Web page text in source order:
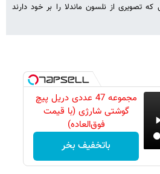
که تصویری از نلسون ماندلا را بر خود دارند
مجموعه 47 عددی دریل پیچ
گوشتی شارژی‌ (با قیمت
فوق‌العاده)
باتخفیف بخر